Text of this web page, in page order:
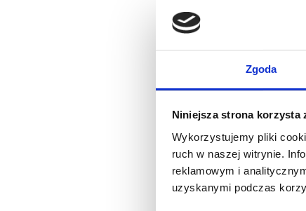
Zgoda
Niniejsza strona korzysta
Wykorzystujemy pliki
ruch w naszej witrynie.
reklamowym i
uzyskanymi podczas